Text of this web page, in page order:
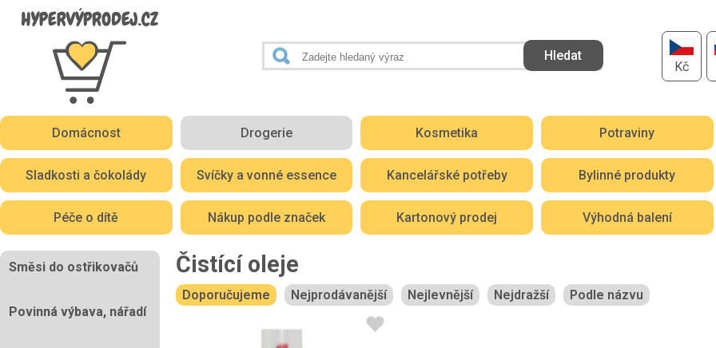
Kč
Domácnost Drogerie Kosmetika Potraviny
Sladkosti a čokolády Svíčky a vonné essence Kancelářské potřeby Bylinné produkty
Péče o dítě Nákup podle značek Kartonový prodej Výhodná balení
Směsi do ostřikovačů
Povinná výbava, nářadí
Čistící oleje
Doporučujeme Nejprodávanější Nejlevnější Nejdražší Podle názvu